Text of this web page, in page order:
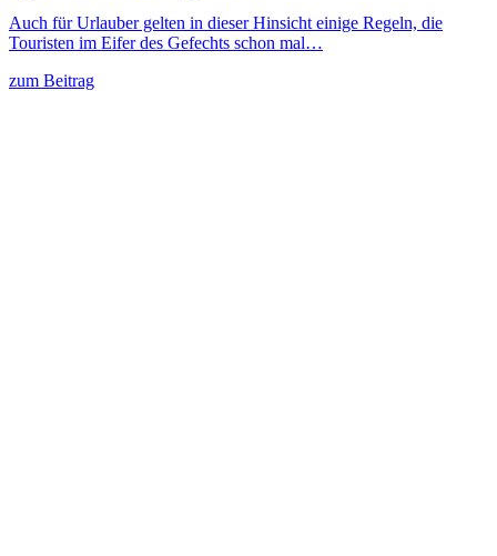
Auch für Urlauber gelten in dieser Hinsicht einige Regeln, die
Touristen im Eifer des Gefechts schon mal…
zum Beitrag